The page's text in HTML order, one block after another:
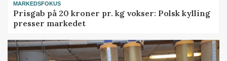
MARKEDSFOKUS
Prisgab på 20 kroner pr. kg vokser: Polsk kylling
presser markedet